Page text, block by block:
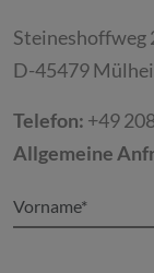
Steineshoffweg
D-45479
Telefon: +49
Allgemeine